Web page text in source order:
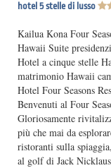
hotel 5 stelle di lusso
Kailua Kona Four
Hawaii Suite
Hotel a cinque stelle
matrimonio Hawaii
Hotel Four Seasons
Benvenuti al Four
Gloriosamente
più che mai da
ristoranti sulla
al golf di Jack